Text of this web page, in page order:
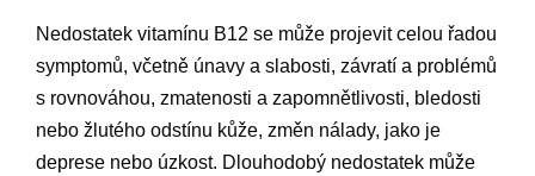
Nedostatek vitamínu B12 se může projevit celou řadou
symptomů, včetně únavy a slabosti, závratí a problémů
s rovnováhou, zmatenosti a zapomnětlivosti, bledosti
nebo žlutého odstínu kůže, změn nálady, jako je
deprese nebo úzkost. Dlouhodobý nedostatek může